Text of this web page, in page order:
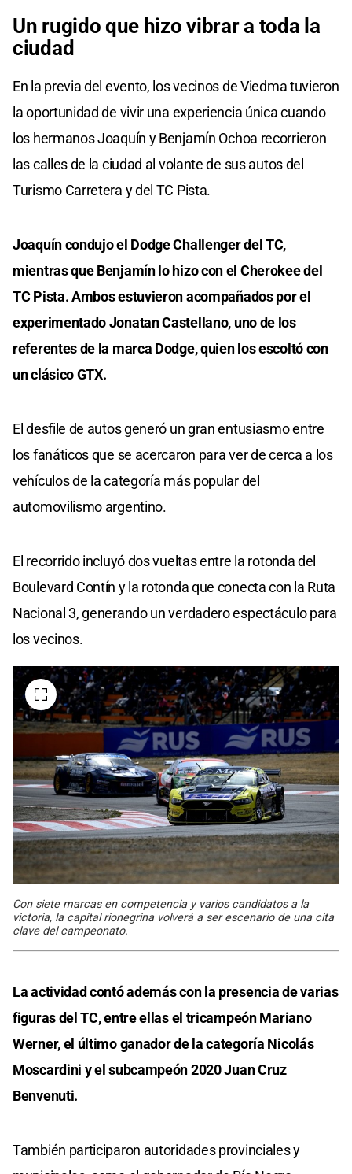
Un rugido que hizo vibrar a toda la
ciudad
En la previa del evento, los vecinos de Viedma tuvieron
la oportunidad de vivir una experiencia única cuando
los hermanos Joaquín y Benjamín Ochoa recorrieron
las calles de la ciudad al volante de sus autos del
Turismo Carretera y del TC Pista.
Joaquín condujo el Dodge Challenger del TC,
mientras que Benjamín lo hizo con el Cherokee del
TC Pista. Ambos estuvieron acompañados por el
experimentado Jonatan Castellano, uno de los
referentes de la marca Dodge, quien los escoltó con
un clásico GTX.
El desfile de autos generó un gran entusiasmo entre
los fanáticos que se acercaron para ver de cerca a los
vehículos de la categoría más popular del
automovilismo argentino.
El recorrido incluyó dos vueltas entre la rotonda del
Boulevard Contín y la rotonda que conecta con la Ruta
Nacional 3, generando un verdadero espectáculo para
los vecinos.
Con siete marcas en competencia y varios candidatos a la
victoria, la capital rionegrina volverá a ser escenario de una cita
clave del campeonato.
La actividad contó además con la presencia de varias
figuras del TC, entre ellas el tricampeón Mariano
Werner, el último ganador de la categoría Nicolás
Moscardini y el subcampeón 2020 Juan Cruz
Benvenuti.
También participaron autoridades provinciales y